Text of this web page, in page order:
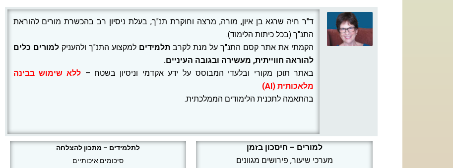
ד"ר חיה שרגא בן איון, מורה, מרצה וחוקרת תנ"ך; בעלת ניסיון רב בהכשרת מורים להוראת
התנ"ך (בכל כיתות הלימוד).
הקמתי את אתר קסם התנ"ך על מנת לקרבתלמידים למקצוע התנ"ך ולהעניקלמורים כלים
להוראה חווייתית, מעשירה ובגובה העיניים.
באתר תוכן מקורי ובלעדי המבוסס על ידע אקדמי וניסיון בשטח – ללא שימוש בבינה
מלאכותית (AI)
בהתאמה לתכנית הלימודים הממלכתית.
למורים – חיסכון בזמן
מערכי שיעור, פירושים מגוונים
לתלמידים – מתכון להצלחה
סיכומים איכותיים